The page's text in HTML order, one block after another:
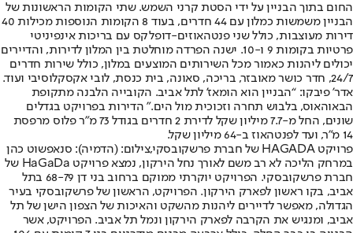
החום בתוך הבניין על ידי הסטת קרני השמש. שתי הקומות הראשונות של
הבניין משמשות כמלון עם 44 חדרים, בעוד 8 הקומות הנוספות מכילות 40
דירות מעוצבות, כולל שני פנטהאוזים-דופלקס עם בריכות אינפיניטי
פרטיות בקומות 9 ו-10. ישנה הפרדה מוחלטת בין המלון לדירות, והדיירים
יכולים ליהנות כאמור מכל השירותים המוצעים במלון, כולל שירות חדרים
24/7, חדר כושר מאובזר, בריכה, סאונה, בית כנסת, לובי אקסקלוסיבי ועוד.
אדר’ פיבקו: “הבניין הוא הומאז’ לתל אביב. הקובייה הלבנה מתקופת
הבאוהאוס, בלבוש תחרה וזכוכית מול הים." הדירות בפרויקט בגדלים
שונים, החל מ-7.7 מיליון שקל לדירת 2 חדרים בגודל 73 מ"ר פלוס מרפסת
14 מ"ר, ועד לפנטהאוז ב-64 מיליון שקל.
פרויקט HAGADA של חברת פרשקובסקי,צילום: (הדמיה): סנאפשוט כהן
במרחק הליכה לא רב משם לאורך נחל הירקון, נמצא פרויקט HaGaDa של
חברת פרשקובסקי. הפרויקט יוקרתי ממוקם ברחוב בני דן 68-79 בתל
אביב, בקו ראשון לפארק הירקון. הפרויקט, הראשון של פרשקובסקי בעיר
הגדולה, מאפשר לדיירים ליהנות מהשקט והאיכות של הצפון הישן של תל
אביב, ומנגיש את הקרבה לפארק הירקון ונמל תל אביב. הפרויקט, אשר